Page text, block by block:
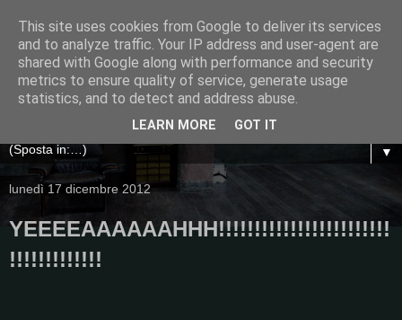
▼
lunedì 17 dicembre 2012
YEEEEAAAAAAHHH!!!!!!!!!!!!!!!!!!!!!!!!
!!!!!!!!!!!!!
This site uses cookies from Google to deliver its services
and to analyze traffic. Your IP address and user-agent are
shared with Google along with performance and security
metrics to ensure quality of service, generate usage
statistics, and to detect and address abuse.
LEARN MORE GOT IT